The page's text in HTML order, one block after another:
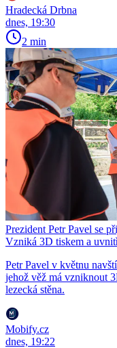
Hradecká Drbna
dnes, 19:30
2 min
Prezident Petr Pavel se
Vzniká 3D tiskem a
Petr Pavel v květnu
jehož věž má vzniknout
lezecká stěna.
Mobify.cz
dnes, 19:22